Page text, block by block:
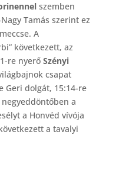
szemben
Tamás szerint ez
A
következett, az
re nyerő Szényi
csapat
Geri dolgát, 15:14-re
a
a Honvéd vívója
a tavalyi